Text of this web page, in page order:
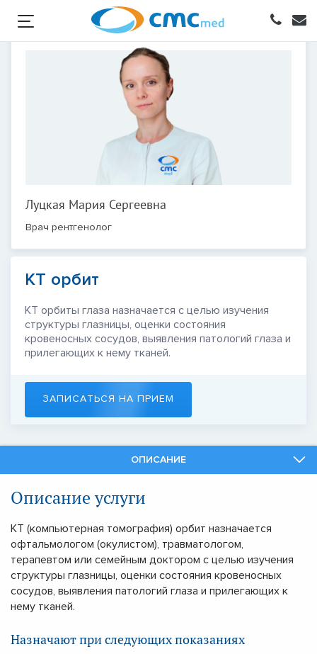
Луцкая Мария Сергеевна
Врач рентгенолог
КТ орбит
КТ орбиты глаза назначается с целью изучения
структуры глазницы, оценки состояния
кровеносных сосудов, выявления патологий глаза и
прилегающих к нему тканей.
ЗАПИСАТЬСЯ НА ПРИЕМ
ОПИСАНИЕ
Описание услуги
КТ (компьютерная томография) орбит назначается
офтальмологом (окулистом), травматологом,
терапевтом или семейным доктором с целью изучения
структуры глазницы, оценки состояния кровеносных
сосудов, выявления патологий глаза и прилегающих к
нему тканей.
Назначают при следующих показаниях